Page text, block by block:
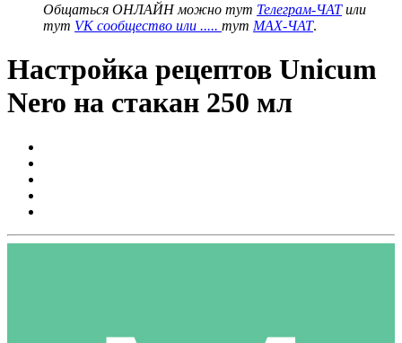
Общаться ОНЛАЙН можно тут Телеграм-ЧАТили
тут VK сообщество или ..... тут MAX-ЧАТ.
Настройка рецептов Unicum
Nero на стакан 250 мл